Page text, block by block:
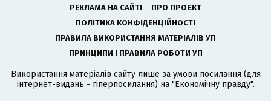
РЕКЛАМА НА САЙТІ
ПРО ПРОЄКТ
ПОЛІТИКА КОНФІДЕНЦІЙНОСТІ
ПРАВИЛА ВИКОРИСТАННЯ МАТЕРІАЛІВ УП
ПРИНЦИПИ І ПРАВИЛА РОБОТИ УП
Використання матеріалів сайту лише за умови посилання (для
інтернет-видань - гіперпосилання) на "Економічну правду".